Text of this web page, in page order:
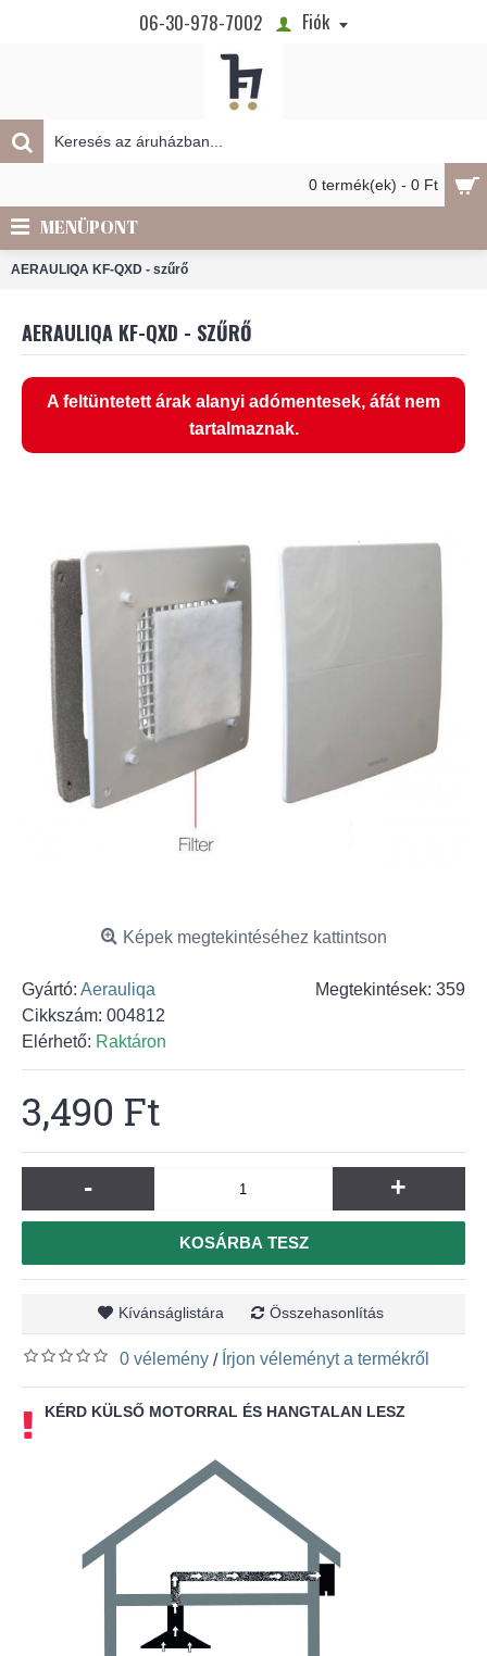
06-30-978-7002 Fiók
0 termék(ek) - 0 Ft
MENÜPONT
AERAULIQA KF-QXD - szűrő
AERAULIQA KF-QXD - SZŰRŐ
A feltüntetett árak alanyi adómentesek, áfát nem
tartalmaznak.
Képek megtekintéséhez kattintson
Megtekintések: 359
Gyártó: Aerauliqa
Cikkszám: 004812
Elérhető: Raktáron
3,490 Ft
- +
KOSÁRBA TESZ
Kívánságlistára Összehasonlítás
0 vélemény / Írjon véleményt a termékről
KÉRD KÜLSŐ MOTORRAL ÉS HANGTALAN LESZ